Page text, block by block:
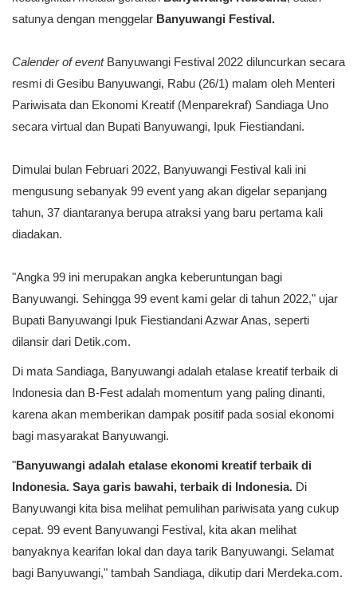
satunya dengan menggelar Banyuwangi Festival.
Calender of eventBanyuwangi Festival 2022 diluncurkan secara
resmi di Gesibu Banyuwangi, Rabu (26/1) malam oleh Menteri
Pariwisata dan Ekonomi Kreatif (Menparekraf) Sandiaga Uno
secara virtual dan Bupati Banyuwangi, Ipuk Fiestiandani.
Dimulai bulan Februari 2022, Banyuwangi Festival kali ini
mengusung sebanyak 99 event yang akan digelar sepanjang
tahun, 37 diantaranya berupa atraksi yang baru pertama kali
diadakan.
"Angka 99 ini merupakan angka keberuntungan bagi
Banyuwangi. Sehingga 99 event kami gelar di tahun 2022," ujar
Bupati Banyuwangi Ipuk Fiestiandani Azwar Anas, seperti
dilansir dari Detik.com.
Di mata Sandiaga, Banyuwangi adalah etalase kreatif terbaik di
Indonesia dan B-Fest adalah momentum yang paling dinanti,
karena akan memberikan dampak positif pada sosial ekonomi
bagi masyarakat Banyuwangi.
"Banyuwangi adalah etalase ekonomi kreatif terbaik di
Indonesia. Saya garis bawahi, terbaik di Indonesia. Di
Banyuwangi kita bisa melihat pemulihan pariwisata yang cukup
cepat. 99 event Banyuwangi Festival, kita akan melihat
banyaknya kearifan lokal dan daya tarik Banyuwangi. Selamat
bagi Banyuwangi," tambah Sandiaga, dikutip dari Merdeka.com.